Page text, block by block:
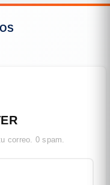
correo. 0 spam.